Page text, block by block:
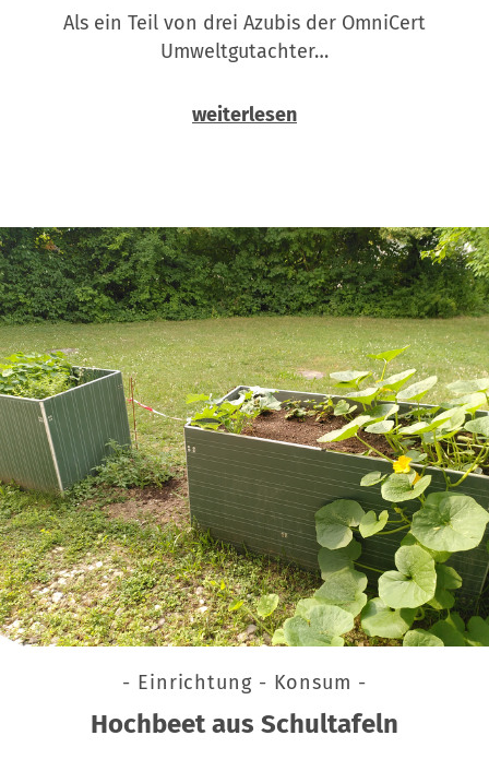
Als ein Teil von drei Azubis der OmniCert
Umweltgutachter…
weiterlesen
- Einrichtung - Konsum -
Hochbeet aus Schultafeln